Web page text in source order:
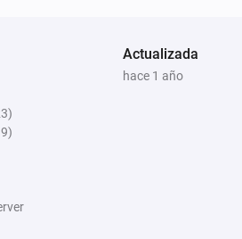
Actualizada
hace 1 año